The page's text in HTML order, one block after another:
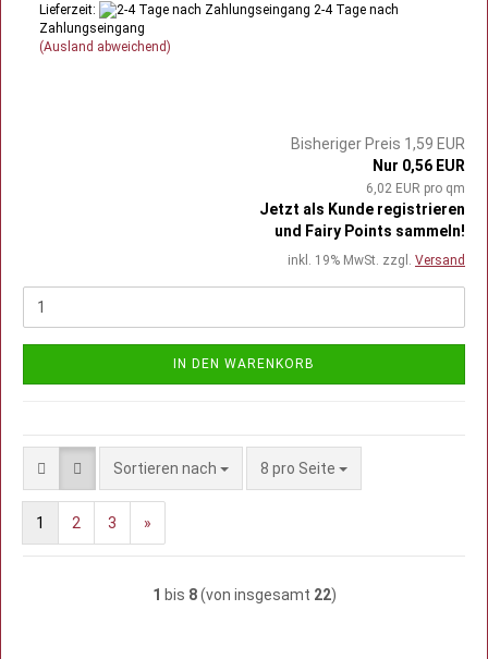
Lieferzeit:
2-4 Tage nach
Zahlungseingang
(Ausland abweichend)
Bisheriger Preis 1,59 EUR
Nur 0,56 EUR
6,02 EUR pro qm
Jetzt als Kunde registrieren
und Fairy Points sammeln!
inkl. 19% MwSt. zzgl. Versand
IN DEN WARENKORB
Sortieren nach
Sortieren nach 8 pro Seite
pro Seite
1 2 3 »
1 bis 8(von insgesamt 22)